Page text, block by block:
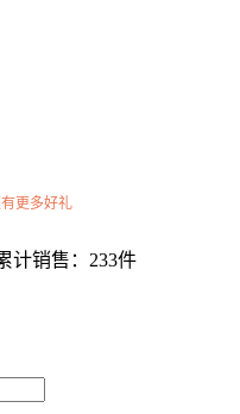
更多好礼
计销售：233件